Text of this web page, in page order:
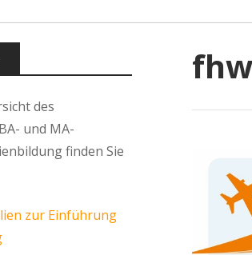
fhw
des
und MA-
finden Sie
zur Einführung